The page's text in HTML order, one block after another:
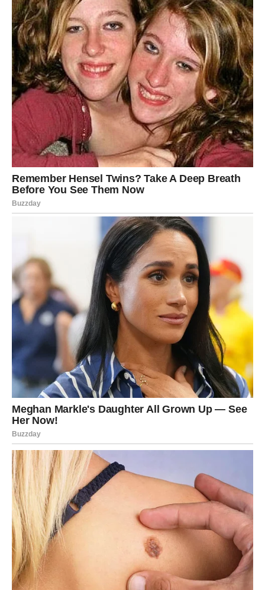
profesionalizma u novinarstvu, dok je za one koji ga
prepoznaju i na ličnom planu, on stabilan, odgovoran i
pristojan porodični čovek.
PREUZMITE BESPLATNO!
⋆ KNJIGA SA RECEPTIMA ⋆
Upiši svoj email i preuzmi BESPLATNU
knjigu s receptima! Uživaj u jednostavnim
i ukusnim jelima koja će osvojiti tvoje
najdraže.
Jednim klikom preuzmi knjigu s najboljim
receptima!